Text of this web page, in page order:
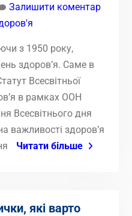
Залишити коментар
з 1950 року,
здоров’я. Саме в
Всесвітньої
в рамках ООН
Всесвітнього дня
важливості здоров’я
Читати більше
які варто